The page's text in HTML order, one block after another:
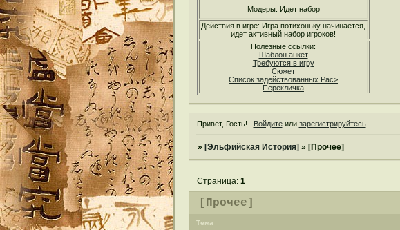
Модеры: Идет набор
Действия в игре: Игра потихоньку начинается,
идет активный набор игроков!
Полезные ссылки:
Шаблон анкет
Требуются в игру
Сюжет
Список задействованных Рас>
Перекличка
Привет, Гость! Войдитеили зарегистрируйтесь.
»[Эльфийская История] »[Прочее]
[Прочее]
Страница:1
Тема